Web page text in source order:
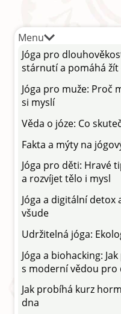
Menu
Jóga pro
stárnutí a pomáhá žít
Jóga pro muže: Proč
si myslí
Věda o józe: Co
Fakta a mýty na
Jóga pro děti: Hravé
a rozvíjet tělo i mysl
Jóga a digitální detox
všude
Udržitelná jóga:
Jóga a biohacking:
s moderní vědou pro
Jak probíhá kurz
dna